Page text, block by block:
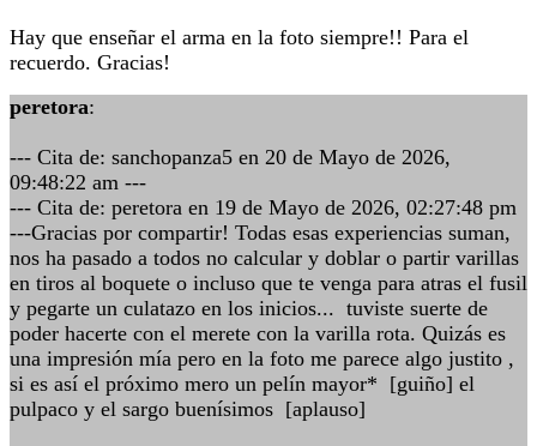
Hay que enseñar el arma en la foto siempre!! Para el
recuerdo. Gracias!
peretora:
--- Cita de: sanchopanza5 en 20 de Mayo de 2026,
09:48:22 am ---
--- Cita de: peretora en 19 de Mayo de 2026, 02:27:48 pm
---Gracias por compartir! Todas esas experiencias suman,
nos ha pasado a todos no calcular y doblar o partir varillas
en tiros al boquete o incluso que te venga para atras el fusil
y pegarte un culatazo en los inicios... tuviste suerte de
poder hacerte con el merete con la varilla rota. Quizás es
una impresión mía pero en la foto me parece algo justito ,
si es así el próximo mero un pelín mayor* [guiño] el
pulpaco y el sargo buenísimos [aplauso]